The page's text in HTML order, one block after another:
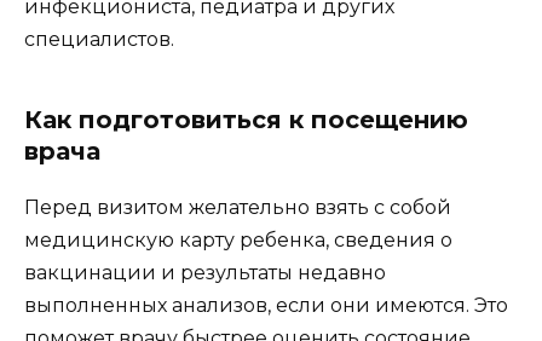
инфекциониста, педиатра и других
специалистов.
Как подготовиться к посещению
врача
Перед визитом желательно взять с собой
медицинскую карту ребенка, сведения о
вакцинации и результаты недавно
выполненных анализов, если они имеются. Это